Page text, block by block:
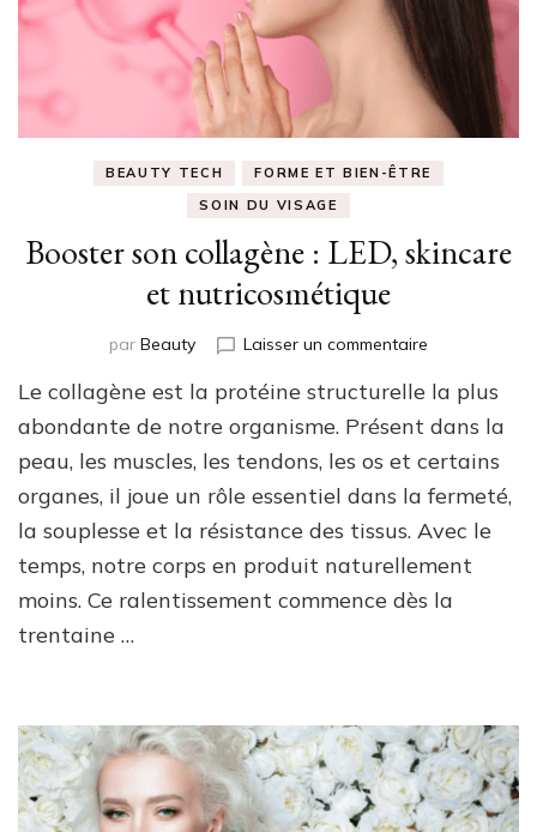
BEAUTY TECH
FORME ET BIEN-ÊTRE
SOIN DU VISAGE
Booster son collagène : LED, skincare
et nutricosmétique
par Beauty Laisser un commentaire
son
collagène
LED,
skincare
Le collagène est la protéine structurelle la plus
abondante de notre organisme. Présent dans la
peau, les muscles, les tendons, les os et certains
organes, il joue un rôle essentiel dans la fermeté,
la souplesse et la résistance des tissus. Avec le
temps, notre corps en produit naturellement
moins. Ce ralentissement commence dès la
trentaine …